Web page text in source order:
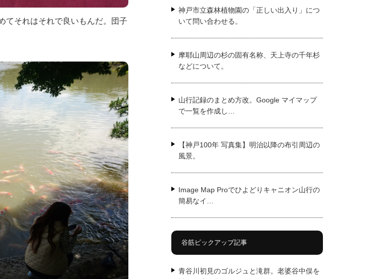
てそれはそれで良いもんだ。団子
神戸市立森林植物園の「正しい出入り」につ
いて問い合わせる。
摩耶山周辺の杉の固有名称、天上寺の千年杉
などについて。
山行記録のまとめ方改。Google マイマップ
で一覧を作成し…
【神戸100年 写真集】明治以降の布引周辺の
風景。
Image Map Proでひよどりキャニオン山行の
簡易なイ…
谷筋ピックアップ記事
青谷川初見のゴルジュと滝群。老婆谷中俣を